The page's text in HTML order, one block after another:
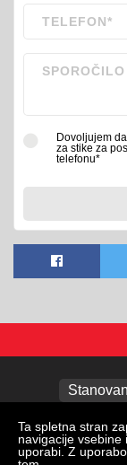
Dovoljujem
za stike za
telefonu*
Poslovni
Ta spletna stran
navigacije
uporabi. Z